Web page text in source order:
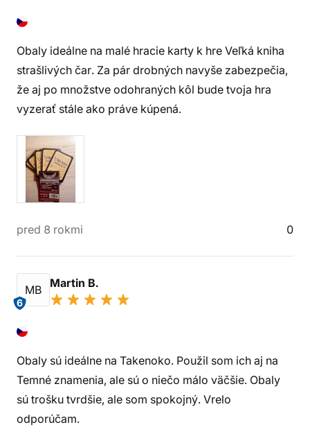
Obaly ideálne na malé hracie karty k hre Veľká kniha
strašlivých čar. Za pár drobných navyše zabezpečia,
že aj po množstve odohraných kôl bude tvoja hra
vyzerať stále ako práve kúpená.
pred 8 rokmi 0
MB
6
Martin B.
Obaly sú ideálne na Takenoko. Použil som ich aj na
Temné znamenia, ale sú o niečo málo väčšie. Obaly
sú trošku tvrdšie, ale som spokojný. Vrelo
odporúčam.